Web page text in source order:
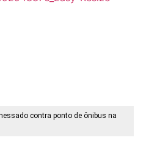
contra ponto de ônibus na